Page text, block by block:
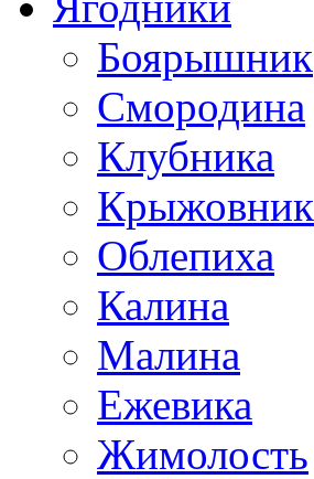
Боярышник
Смородина
Клубника
Крыжовник
Облепиха
Калина
Малина
Ежевика
Жимолость